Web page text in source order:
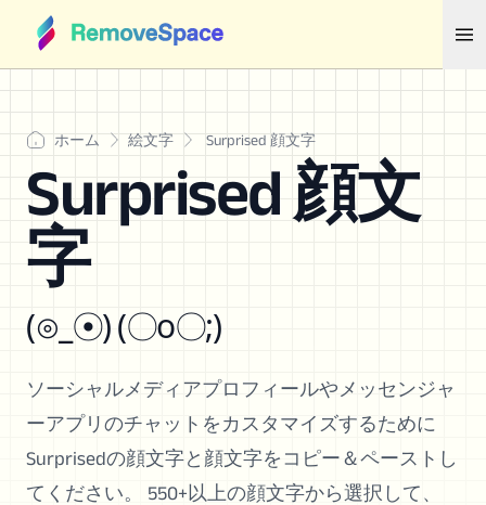
ホーム 絵文字 Surprised 顔文字
Surprised 顔文
字
(⊙_☉) (〇o〇;)
ソーシャルメディアプロフィールやメッセンジャ
ーアプリのチャットをカスタマイズするために
Surprisedの顔文字と顔文字をコピー＆ペーストし
てください。 550+以上の顔文字から選択して、